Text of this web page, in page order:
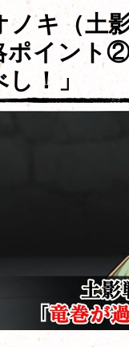
ノキ（土
ポイント
！」